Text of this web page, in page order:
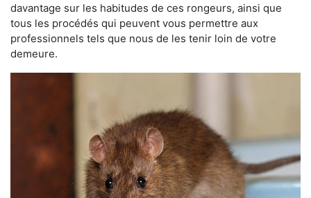
davantage sur les habitudes de ces rongeurs, ainsi que
tous les procédés qui peuvent vous permettre aux
professionnels tels que nous de les tenir loin de votre
demeure.